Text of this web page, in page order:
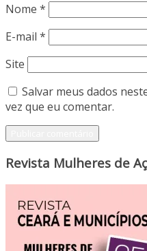
Nome *
E-mail *
Site
Salvar meus dados
vez que eu comentar.
Revista Mulheres de